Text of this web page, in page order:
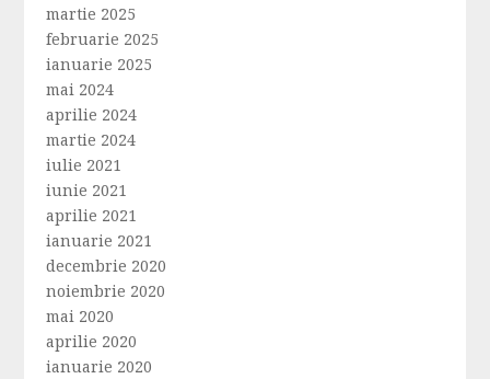
martie 2025
februarie 2025
ianuarie 2025
mai 2024
aprilie 2024
martie 2024
iulie 2021
iunie 2021
aprilie 2021
ianuarie 2021
decembrie 2020
noiembrie 2020
mai 2020
aprilie 2020
ianuarie 2020